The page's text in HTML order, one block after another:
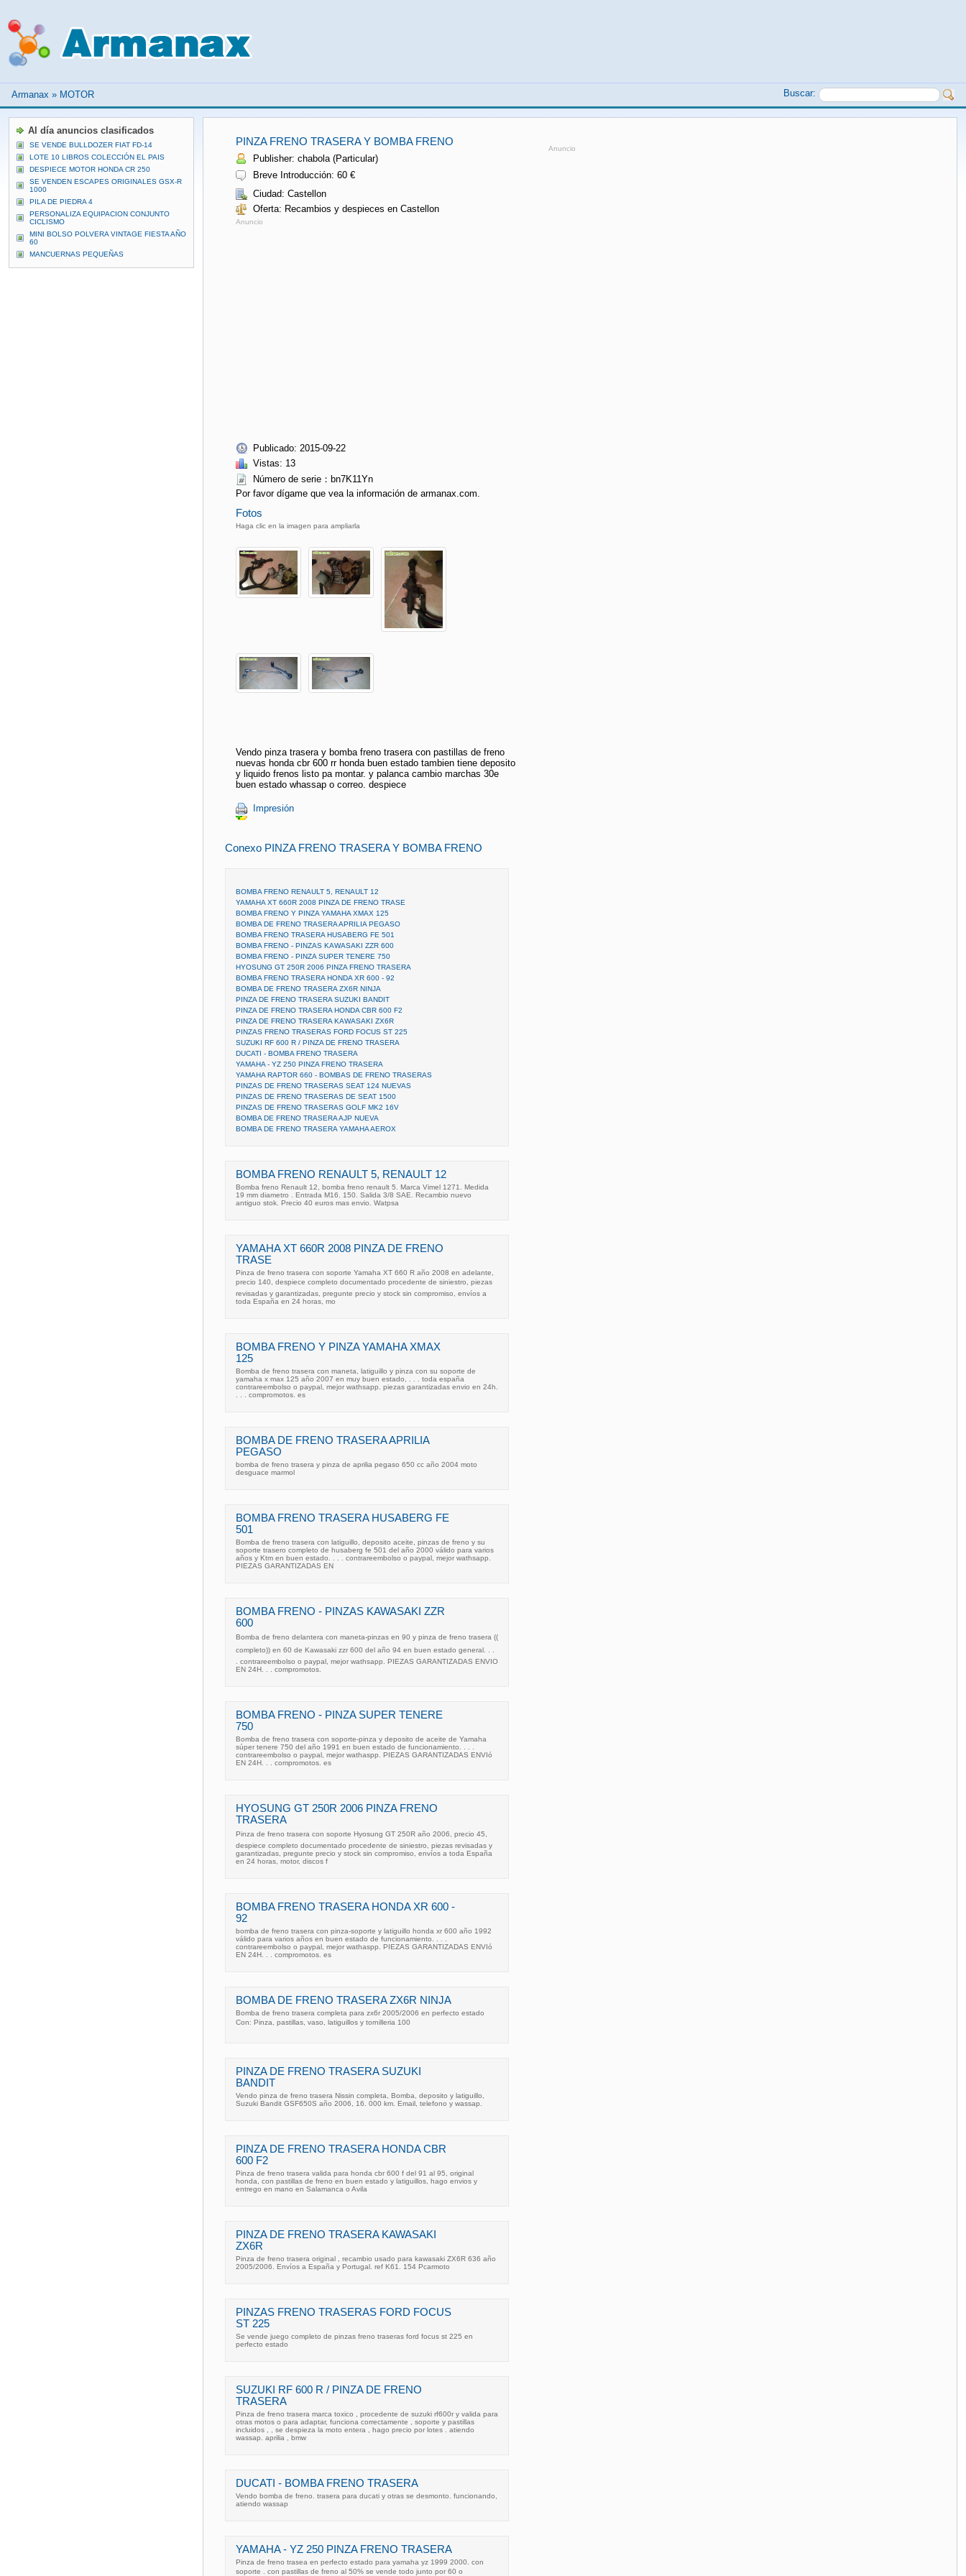
Armanax » MOTOR Buscar:
PINZA FRENO TRASERA Y BOMBA FRENO
Publisher: chabola (Particular)
Breve Introducción: 60 €
Ciudad: Castellon
Oferta: Recambios y despieces en Castellon
Anuncio
Publicado: 2015-09-22
Vistas: 13
Número de serie：bn7K11Yn
Por favor dígame que vea la información de armanax.com.
Fotos
Haga clic en la imagen para ampliarla
Vendo pinza trasera y bomba freno trasera con pastillas de freno
nuevas honda cbr 600 rr honda buen estado tambien tiene deposito
y liquido frenos listo pa montar. y palanca cambio marchas 30e
buen estado whassap o correo. despiece
Impresión
Anuncio
Conexo PINZA FRENO TRASERA Y BOMBA FRENO
BOMBA FRENO RENAULT 5, RENAULT 12
YAMAHA XT 660R 2008 PINZA DE FRENO TRASE
BOMBA FRENO Y PINZA YAMAHA XMAX 125
BOMBA DE FRENO TRASERA APRILIA PEGASO
BOMBA FRENO TRASERA HUSABERG FE 501
BOMBA FRENO - PINZAS KAWASAKI ZZR 600
BOMBA FRENO - PINZA SUPER TENERE 750
HYOSUNG GT 250R 2006 PINZA FRENO TRASERA
BOMBA FRENO TRASERA HONDA XR 600 - 92
BOMBA DE FRENO TRASERA ZX6R NINJA
PINZA DE FRENO TRASERA SUZUKI BANDIT
PINZA DE FRENO TRASERA HONDA CBR 600 F2
PINZA DE FRENO TRASERA KAWASAKI ZX6R
PINZAS FRENO TRASERAS FORD FOCUS ST 225
SUZUKI RF 600 R / PINZA DE FRENO TRASERA
DUCATI - BOMBA FRENO TRASERA
YAMAHA - YZ 250 PINZA FRENO TRASERA
YAMAHA RAPTOR 660 - BOMBAS DE FRENO TRASERAS
PINZAS DE FRENO TRASERAS SEAT 124 NUEVAS
PINZAS DE FRENO TRASERAS DE SEAT 1500
PINZAS DE FRENO TRASERAS GOLF MK2 16V
BOMBA DE FRENO TRASERA AJP NUEVA
BOMBA DE FRENO TRASERA YAMAHA AEROX
BOMBA FRENO RENAULT 5, RENAULT 12
Bomba freno Renault 12, bomba freno renault 5. Marca Vimel 1271. Medida
19 mm diametro . Entrada M16. 150. Salida 3/8 SAE. Recambio nuevo
antiguo stok. Precio 40 euros mas envio. Watpsa
YAMAHA XT 660R 2008 PINZA DE FRENO
TRASE
Pinza de freno trasera con soporte Yamaha XT 660 R año 2008 en adelante,
precio 140, despiece completo documentado procedente de siniestro, piezas
revisadas y garantizadas, pregunte precio y stock sin compromiso, envíos a
toda España en 24 horas, mo
BOMBA FRENO Y PINZA YAMAHA XMAX
125
Bomba de freno trasera con maneta, latiguillo y pinza con su soporte de
yamaha x max 125 año 2007 en muy buen estado, . . . toda españa
contrareembolso o paypal, mejor wathsapp. piezas garantizadas envio en 24h.
. . . compromotos. es
BOMBA DE FRENO TRASERA APRILIA
PEGASO
bomba de freno trasera y pinza de aprilia pegaso 650 cc año 2004 moto
desguace marmol
BOMBA FRENO TRASERA HUSABERG FE
501
Bomba de freno trasera con latiguillo, deposito aceite, pinzas de freno y su
soporte trasero completo de husaberg fe 501 del año 2000 válido para varios
años y Ktm en buen estado. . . . contrareembolso o paypal, mejor wathsapp.
PIEZAS GARANTIZADAS EN
BOMBA FRENO - PINZAS KAWASAKI ZZR
600
Bomba de freno delantera con maneta-pinzas en 90 y pinza de freno trasera ((
completo)) en 60 de Kawasaki zzr 600 del año 94 en buen estado general. . .
. contrareembolso o paypal, mejor wathsapp. PIEZAS GARANTIZADAS ENVIO
EN 24H. . . compromotos.
BOMBA FRENO - PINZA SUPER TENERE
750
Bomba de freno trasera con soporte-pinza y deposito de aceite de Yamaha
súper tenere 750 del año 1991 en buen estado de funcionamiento. . . .
contrareembolso o paypal, mejor wathaspp. PIEZAS GARANTIZADAS ENVIó
EN 24H. . . compromotos. es
HYOSUNG GT 250R 2006 PINZA FRENO
TRASERA
Pinza de freno trasera con soporte Hyosung GT 250R año 2006, precio 45,
despiece completo documentado procedente de siniestro, piezas revisadas y
garantizadas, pregunte precio y stock sin compromiso, envíos a toda España
en 24 horas, motor, discos f
BOMBA FRENO TRASERA HONDA XR 600 -
92
bomba de freno trasera con pinza-soporte y latiguillo honda xr 600 año 1992
válido para varios años en buen estado de funcionamiento. . . .
contrareembolso o paypal, mejor wathaspp. PIEZAS GARANTIZADAS ENVIó
EN 24H. . . compromotos. es
BOMBA DE FRENO TRASERA ZX6R NINJA
Bomba de freno trasera completa para zx6r 2005/2006 en perfecto estado
Con: Pinza, pastillas, vaso, latiguillos y tornilleria 100
PINZA DE FRENO TRASERA SUZUKI
BANDIT
Vendo pinza de freno trasera Nissin completa, Bomba, deposito y latiguillo,
Suzuki Bandit GSF650S año 2006, 16. 000 km. Email, telefono y wassap.
PINZA DE FRENO TRASERA HONDA CBR
600 F2
Pinza de freno trasera valida para honda cbr 600 f del 91 al 95, original
honda, con pastillas de freno en buen estado y latiguillos, hago envios y
entrego en mano en Salamanca o Avila
PINZA DE FRENO TRASERA KAWASAKI
ZX6R
Pinza de freno trasera original , recambio usado para kawasaki ZX6R 636 año
2005/2006. Envíos a España y Portugal. ref K61. 154 Pcarmoto
PINZAS FRENO TRASERAS FORD FOCUS
ST 225
Se vende juego completo de pinzas freno traseras ford focus st 225 en
perfecto estado
SUZUKI RF 600 R / PINZA DE FRENO
TRASERA
Pinza de freno trasera marca toxico , procedente de suzuki rf600r y valida para
otras motos o para adaptar, funciona correctamente , soporte y pastillas
incluidos , , se despieza la moto entera , hago precio por lotes . atiendo
wassap. aprilia , bmw
DUCATI - BOMBA FRENO TRASERA
Vendo bomba de freno. trasera para ducati y otras se desmonto. funcionando,
atiendo wassap
YAMAHA - YZ 250 PINZA FRENO TRASERA
Pinza de freno trasea en perfecto estado para yamaha yz 1999 2000. con
soporte . con pastillas de freno al 50% se vende todo junto por 60 o
Al día anuncios clasificados
SE VENDE BULLDOZER FIAT FD-14
LOTE 10 LIBROS COLECCIÓN EL PAIS
DESPIECE MOTOR HONDA CR 250
SE VENDEN ESCAPES ORIGINALES GSX-R
1000
PILA DE PIEDRA 4
PERSONALIZA EQUIPACION CONJUNTO
CICLISMO
MINI BOLSO POLVERA VINTAGE FIESTA AÑO
60
MANCUERNAS PEQUEÑAS